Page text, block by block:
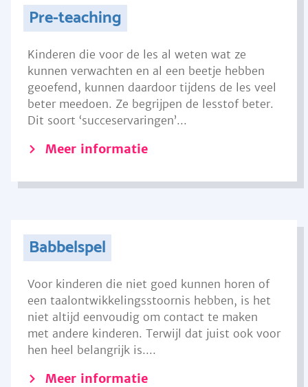
Pre-teaching
Kinderen die voor de les al weten wat ze
kunnen verwachten en al een beetje hebben
geoefend, kunnen daardoor tijdens de les veel
beter meedoen. Ze begrijpen de lesstof beter.
Dit soort ‘succeservaringen’...
Meer informatie
Babbelspel
Voor kinderen die niet goed kunnen horen of
een taalontwikkelingsstoornis hebben, is het
niet altijd eenvoudig om contact te maken
met andere kinderen. Terwijl dat juist ook voor
hen heel belangrijk is....
Meer informatie